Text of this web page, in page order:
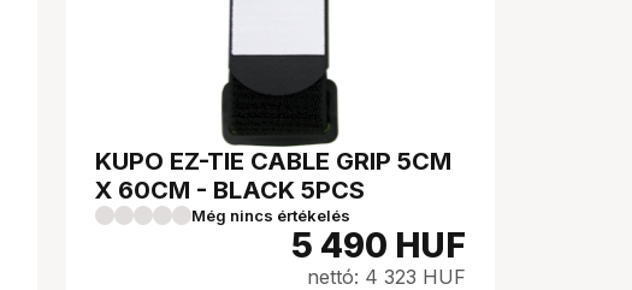
KUPO EZ-TIE CABLE GRIP 5CM
X 60CM - BLACK 5PCS
Még nincs értékelés
5 490 HUF
nettó: 4 323 HUF